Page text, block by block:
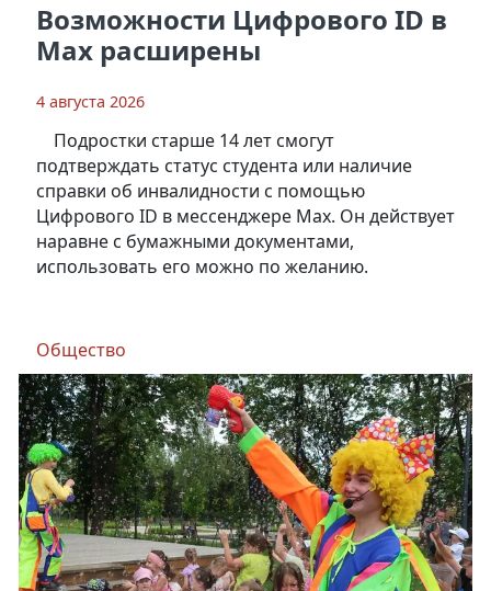
Возможности Цифрового ID в
Мах расширены
4 августа 2026
Подростки старше 14 лет смогут
подтверждать статус студента или наличие
справки об инвалидности с помощью
Цифрового ID в мессенджере Мах. Он действует
наравне с бумажными документами,
использовать его можно по желанию.
Общество